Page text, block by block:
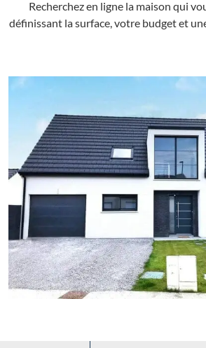
Recherchez en ligne la maison qui
définissant la surface, votre budget et